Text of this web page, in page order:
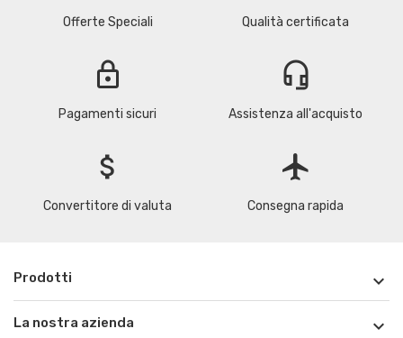
Offerte Speciali Qualità certificata
lock
Pagamenti sicuri
headset_mic
Assistenza all'acquisto
attach_money
Convertitore di valuta
flight
Consegna rapida
Prodotti 
La nostra azienda 